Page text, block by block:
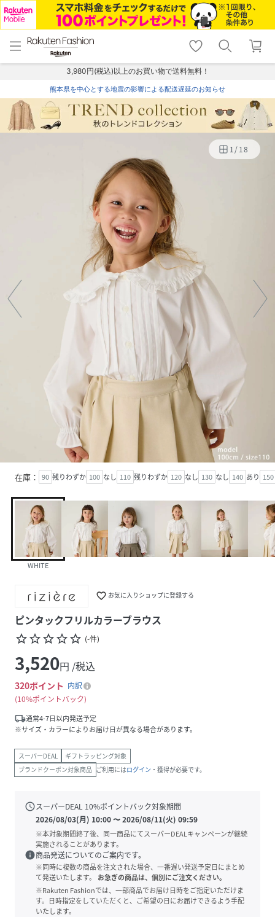
menu home
トップ
shopping_cart lock_outline
ログイン
3,980円(税込)以上のお買い物で送料無料！
熊本県を中心とする地震の影響による配送遅延のお知らせ
1/18
在庫： 90 残りわずか 100 なし 110 残りわずか 120 なし 130 なし 140 あり 150
WHITE
favorite_border お気に入りショップに登録する
ピンタックフリルカラーブラウス
star_borderstar_borderstar_borderstar_borderstar_border (-件)
3,520円 /税込
320ポイント 内訳
10%ポイントバック
local_shipping通常4-7日以内発送予定
※サイズ・カラーによりお届け日が異なる場合があります。
スーパーDEAL
ギフトラッピング対象
ブランドクーポン対象商品 ご利用にはログイン ・獲得が必要です。
scheduleスーパーDEAL 10%ポイントバック対象期間
2026/08/03(月) 10:00〜2026/08/11(火) 09:59
※本対象期間終了後、同一商品にてスーパーDEALキャンペーンが継続
実施されることがあります。
info商品発送についてのご案内です。
※同時に複数の商品を注文された場合、一番遅い発送予定日にまとめ
て発送いたします。
お急ぎの商品は、個別にご注文ください。
※Rakuten Fashionでは、一部商品でお届け日時をご指定いただけま
す。日時指定をしていただくと、ご希望の日にお届けできるよう手配
いたします。